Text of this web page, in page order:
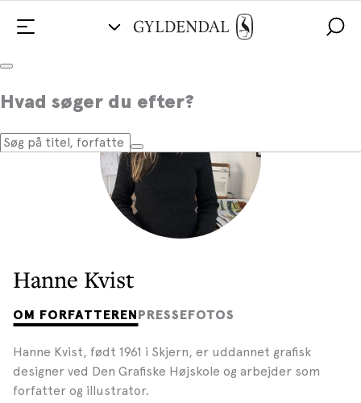
Hvad søger du efter?
Hanne Kvist
OM FORFATTERENPRESSEFOTOS
Hanne Kvist, født 1961 i Skjern, er uddannet grafisk
designer ved Den Grafiske Højskole og arbejder som
forfatter og illustrator.